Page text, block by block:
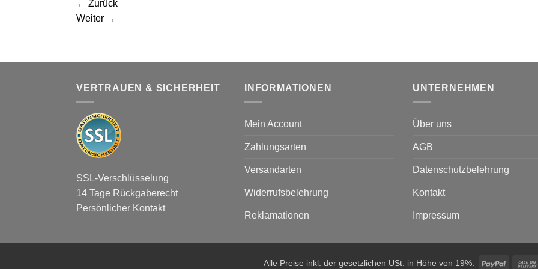
← Zurück
Weiter →
VERTRAUEN & SICHERHEIT
SSL-Verschlüsselung
14 Tage Rückgaberecht
Persönlicher Kontakt
INFORMATIONEN
Mein Account
Zahlungsarten
Versandarten
Widerrufsbelehrung
Reklamationen
UNTERNEHMEN
Über uns
AGB
Datenschutzbelehrung
Kontakt
Impressum
Alle Preise inkl. der gesetzlichen USt. in Höhe von 19%. PayPal